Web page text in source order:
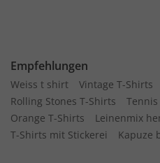
Empfehlungen
Weiss t shirt Vintage T-Shirts
Rolling Stones T-Shirts
Orange T-Shirts
Leinenmix
T-Shirts mit Stickerei
Kapuze